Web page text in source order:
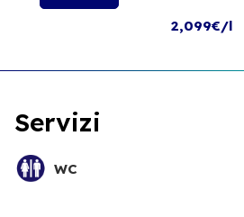
2,099€/l
Servizi
WC